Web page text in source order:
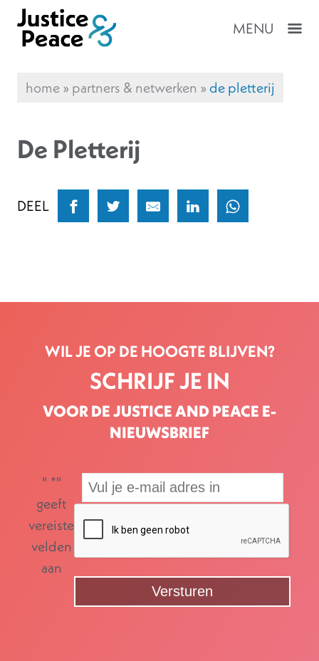
MENU
home»partners & netwerken »de pletterij
De Pletterij
DEEL
WIL JE OP DE HOOGTE BLIJVEN?
SCHRIJF JE IN
VOOR DE JUSTICE AND PEACE E-
NIEUWSBRIEF
" *"
geeft
vereiste
velden
aan